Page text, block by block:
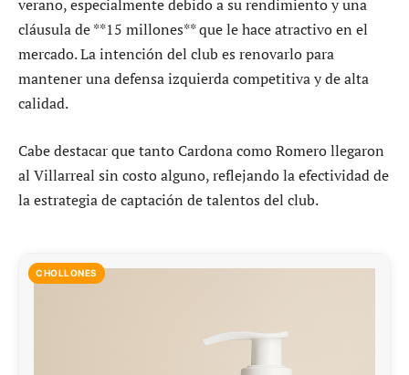
verano, especialmente debido a su rendimiento y una
cláusula de **15 millones** que le hace atractivo en el
mercado. La intención del club es renovarlo para
mantener una defensa izquierda competitiva y de alta
calidad.
Cabe destacar que tanto Cardona como Romero llegaron
al Villarreal sin costo alguno, reflejando la efectividad de
la estrategia de captación de talentos del club.
CHOLLONES